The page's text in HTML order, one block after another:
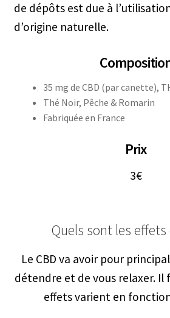
de dépôts est due à
d’origine naturelle.
35 mg de CBD (par canette),
Thé Noir, Pêche & Romarin
Fabriquée en France
Prix
3€
Quels sont les effets
Le CBD va avoir pour
détendre et de vous relaxer. Il
effets varient en